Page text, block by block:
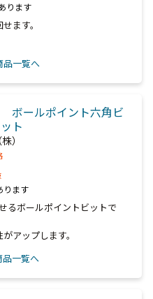
ります
ます。
品一覧へ
ボールポイント六角ビ
ット
）
ります
るボールポイントビットで
アップします。
品一覧へ